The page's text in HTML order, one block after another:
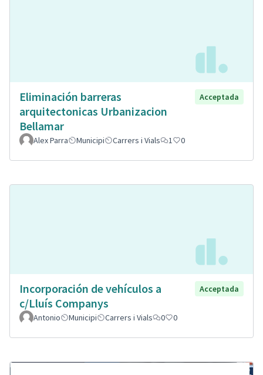
Eliminación barreras
arquitectonicas Urbanizacion
Bellamar
Acceptada
Alex Parra Municipi Carrers i Vials 1 0
Incorporación de vehículos a
c/Lluís Companys
Acceptada
Antonio Municipi Carrers i Vials 0 0